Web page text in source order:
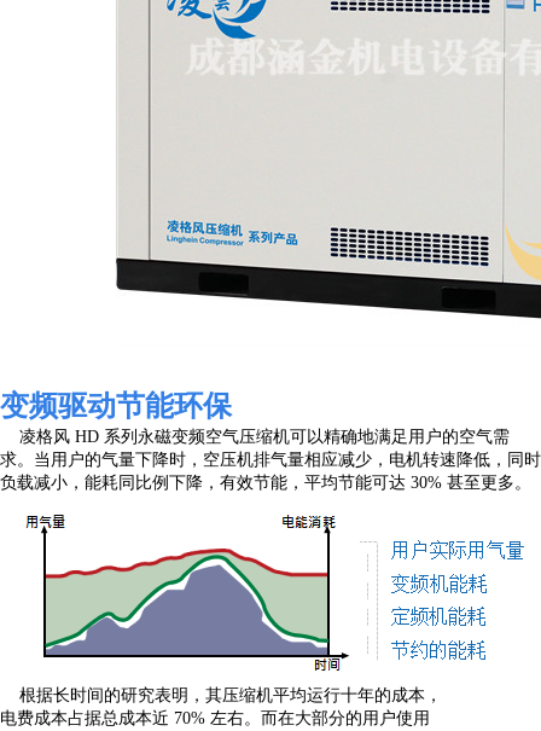
变频驱动节能环保
凌格风 HD 系列永磁变频空气压缩机可以精确地满足用户的空气需
求。当用户的气量下降时，空压机排气量相应减少，电机转速降低，同时
负载减小，能耗同比例下降，有效节能，平均节能可达 30% 甚至更多。
根据长时间的研究表明，其压缩机平均运行十年的成本，
电费成本占据总成本近 70% 左右。而在大部分的用户使用